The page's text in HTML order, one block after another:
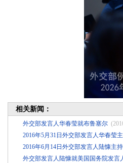
相关新闻：
外交部发言人华春莹就布鲁塞尔
2016年5月31日外交部发言人华春莹
2016年6月14日外交部发言人陆慷主
外交部发言人陆慷就美国国务院发